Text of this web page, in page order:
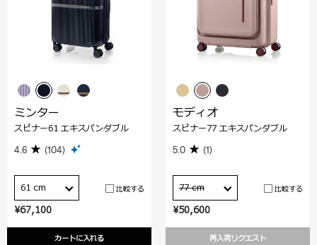
¥67,100
カートに入れる
ミンター
スピナー61 エキスパンダブル
4.6 (104)
61 cm 比較する
¥50,600
再入荷リクエスト
モディオ
スピナー77 エキスパンダブル
5.0 (1)
77 cm 比較する